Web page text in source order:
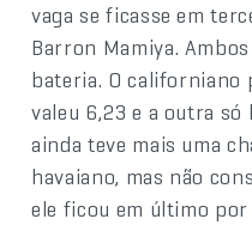
vaga se ficasse em
Barron Mamiya.
bateria. O californiano
valeu 6,23 e a outra
ainda teve mais uma
havaiano, mas não
ele ficou em último